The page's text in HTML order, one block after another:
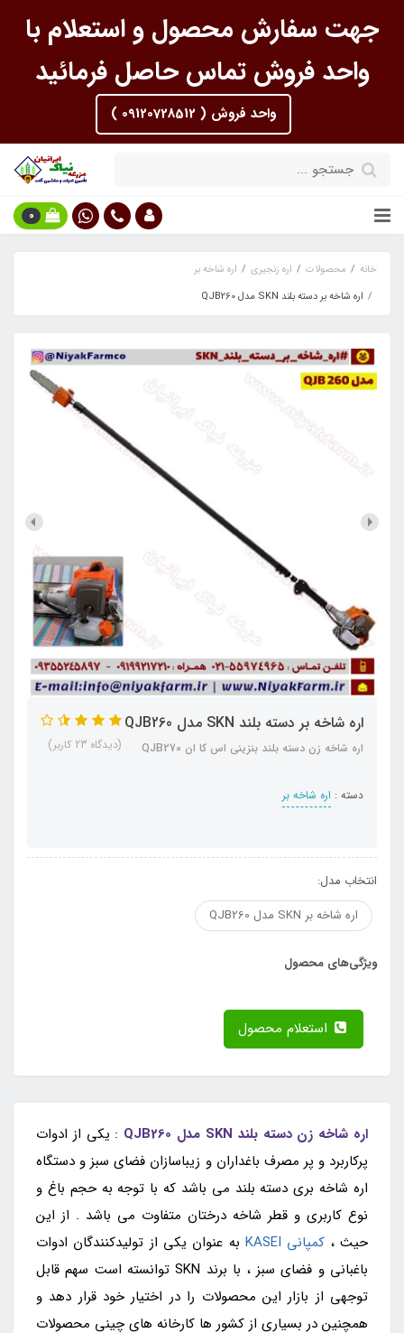
جهت سفارش محصول و استعلام با
واحد فروش تماس حاصل فرمائید
واحد فروش ( 09120728512 )
0
خانه محصولات اره زنجیری
اره شاخه بر
اره شاخه بر دسته بلند SKN مدل QJB260
اره شاخه بر دسته بلند SKN مدل QJB260
اره شاخه زن دسته بلند بنزینی اس کا ان QJB270
دسته : اره شاخه بر
(دیدگاه 23 کاربر)
انتخاب مدل:
اره شاخه بر SKN مدل QJB260
ویژگی‌های محصول
اره شاخه زن دسته بلند SKN مدل QJB260
: یکی از ادوات
پرکاربرد و پر مصرف باغداران و زیباسازان فضای سبز و دستگاه
اره شاخه بری دسته بلند می باشد که با توجه به حجم باغ و
نوع کاربری و قطر شاخه درختان متفاوت می باشد . از این
حیث ، کمپانی KASEI
به عنوان یکی از تولیدکنندگان ادوات
باغبانی و فضای سبز ، با برند SKN توانسته است سهم قابل
توجهی از بازار این محصولات را در اختیار خود قرار دهد و
همچنین در بسیاری از کشور ها کارخانه های چینی محصولات